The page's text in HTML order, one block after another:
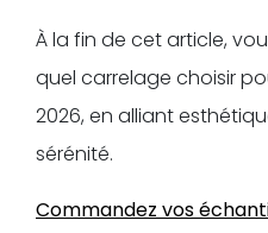
À la fin de cet article,
quel carrelage choisir
2026, en alliant
sérénité.
Commandez vos